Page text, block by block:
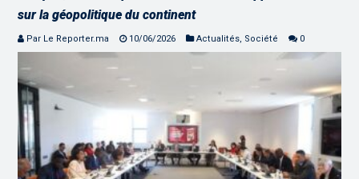
sur la géopolitique du continent
Par Le Reporter.ma 10/06/2026 Actualités, Société 0